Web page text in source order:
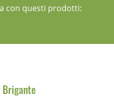
con questi prodotti:
Brigante